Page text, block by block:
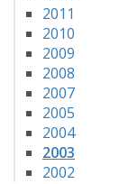
2011
2010
2009
2008
2007
2005
2004
2003
2002